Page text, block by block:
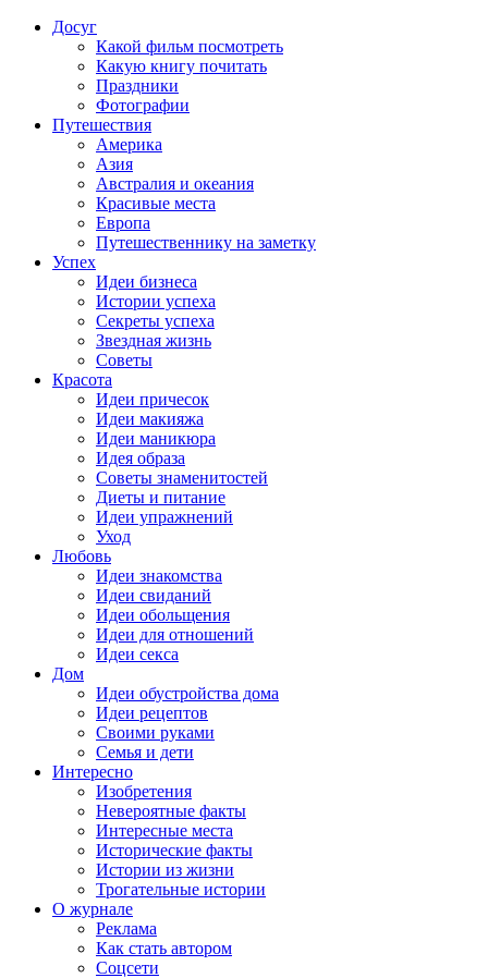
Досуг
Какой фильм посмотреть
Какую книгу почитать
Праздники
Фотографии
Путешествия
Америка
Азия
Австралия и океания
Красивые места
Европа
Путешественнику на заметку
Успех
Идеи бизнеса
Истории успеха
Секреты успеха
Звездная жизнь
Советы
Красота
Идеи причесок
Идеи макияжа
Идеи маникюра
Идея образа
Советы знаменитостей
Диеты и питание
Идеи упражнений
Уход
Любовь
Идеи знакомства
Идеи свиданий
Идеи обольщения
Идеи для отношений
Идеи секса
Дом
Идеи обустройства дома
Идеи рецептов
Своими руками
Семья и дети
Интересно
Изобретения
Невероятные факты
Интересные места
Исторические факты
Истории из жизни
Трогательные истории
О журнале
Реклама
Как стать автором
Соцсети